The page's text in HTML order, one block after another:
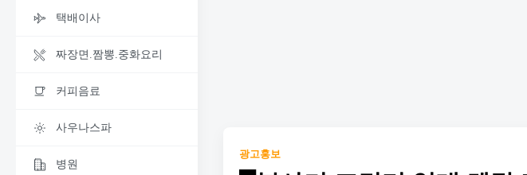
택배이사
짜장면.짬뽕.중화요리
커피음료
사우나스파
병원
광고홍보